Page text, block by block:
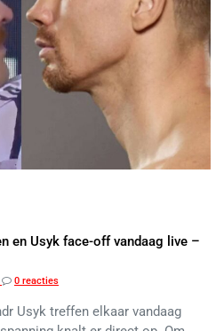
en Usyk face-off vandaag live –
0 reacties
Usyk treffen elkaar vandaag